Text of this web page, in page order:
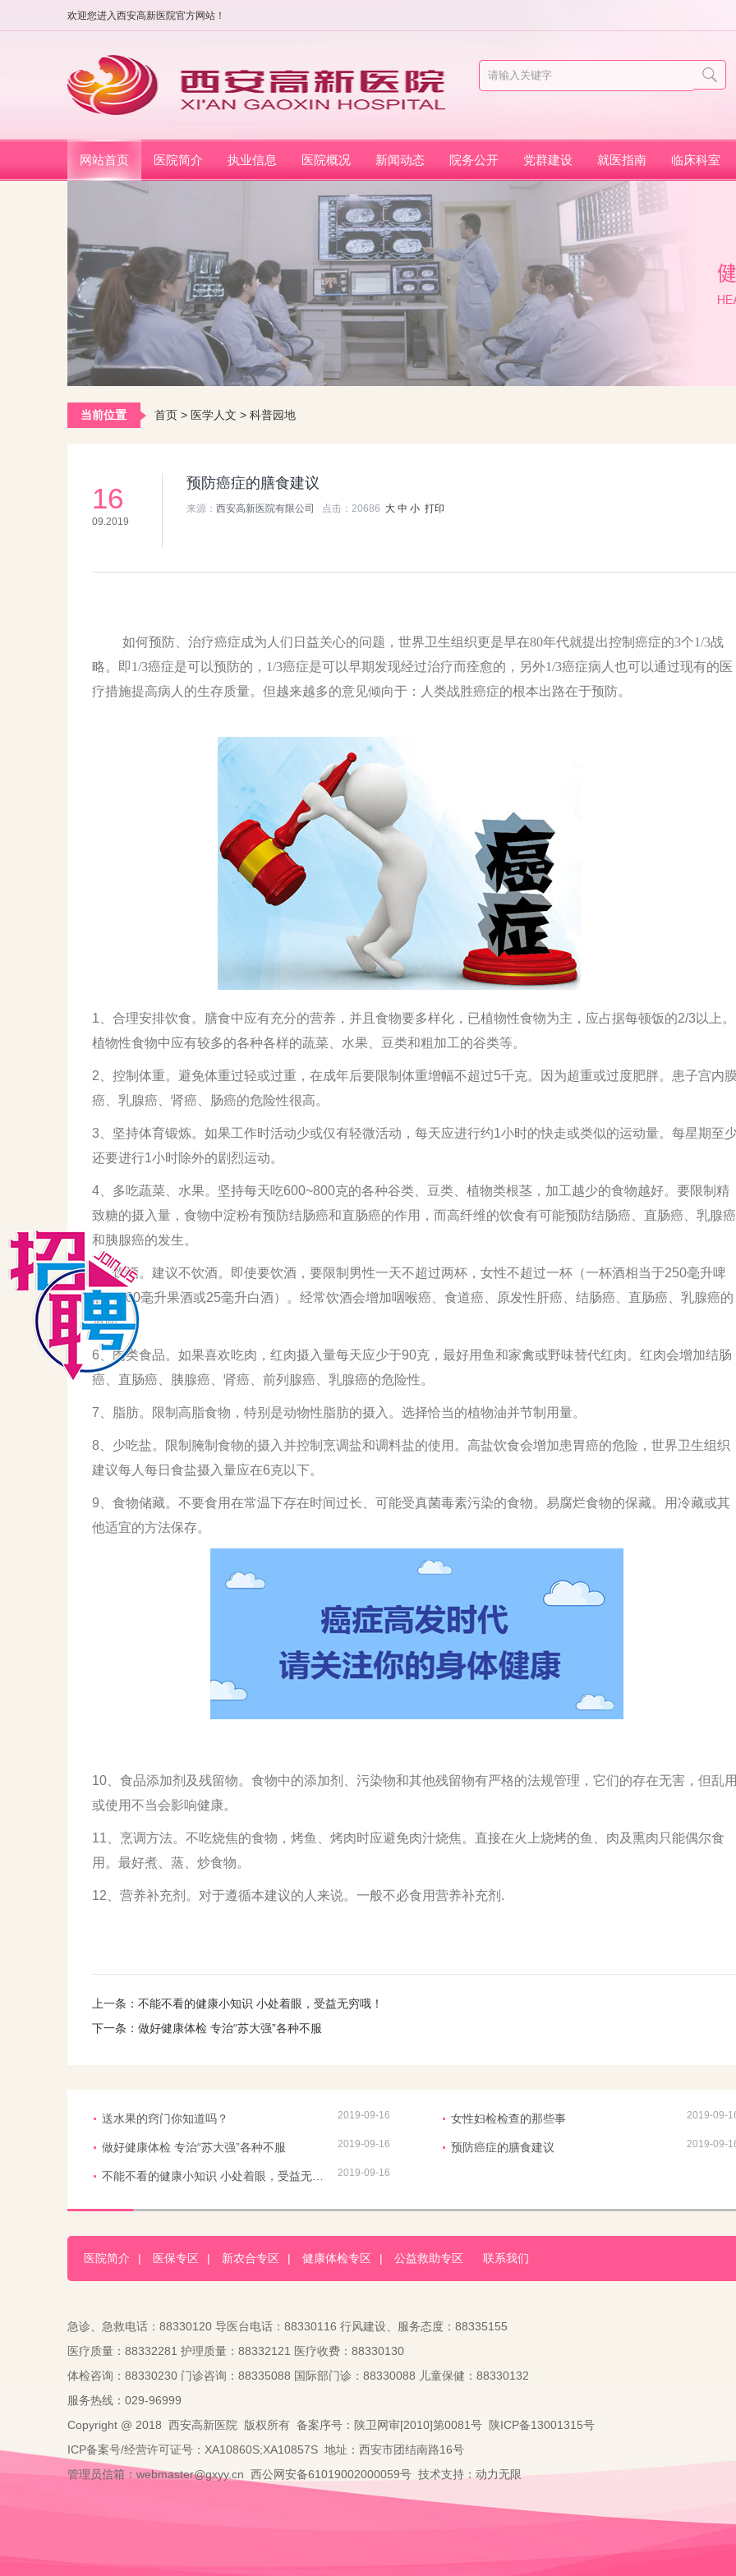
欢迎您进入西安高新医院官方网站！
网站首页 医院简介 执业信息 医院概况 新闻动态 院务公开 党群建设 就医指南 临床科室
当前位置 首页 > 医学人文 > 科普园地
16
09.2019
预防癌症的膳食建议
来源： 西安高新医院有限公司 点击： 20686 大 中 小 打印
如何预防、治疗癌症成为人们日益关心的问题，世界卫生组织更是早在80年代就提出控制癌症的3个1/3战
略。即1/3癌症是可以预防的，1/3癌症是可以早期发现经过治疗而痊愈的，另外1/3癌症病人也可以通过现有的医
疗措施提高病人的生存质量。但越来越多的意见倾向于：人类战胜癌症的根本出路在于预防。
1、合理安排饮食。膳食中应有充分的营养，并且食物要多样化，已植物性食物为主，应占据每顿饭的2/3以上。
植物性食物中应有较多的各种各样的蔬菜、水果、豆类和粗加工的谷类等。
2、控制体重。避免体重过轻或过重，在成年后要限制体重增幅不超过5千克。因为超重或过度肥胖。患子宫内
癌、乳腺癌、肾癌、肠癌的危险性很高。
3、坚持体育锻炼。如果工作时活动少或仅有轻微活动，每天应进行约1小时的快走或类似的运动量。每星期至
还要进行1小时除外的剧烈运动。
4、多吃蔬菜、水果。坚持每天吃600~800克的各种谷类、豆类、植物类根茎，加工越少的食物越好。要限制精
致糖的摄入量，食物中淀粉有预防结肠癌和直肠癌的作用，而高纤维的饮食有可能预防结肠癌、直肠癌、乳腺癌
和胰腺癌的发生。
5、饮酒。建议不饮酒。即使要饮酒，要限制男性一天不超过两杯，女性不超过一杯（一杯酒相当于250毫升啤
酒、100毫升果酒或25毫升白酒）。经常饮酒会增加咽喉癌、食道癌、原发性肝癌、结肠癌、直肠癌、乳腺癌的
危险。
6、肉类食品。如果喜欢吃肉，红肉摄入量每天应少于90克，最好用鱼和家禽或野味替代红肉。红肉会增加结肠
癌、直肠癌、胰腺癌、肾癌、前列腺癌、乳腺癌的危险性。
7、脂肪。限制高脂食物，特别是动物性脂肪的摄入。选择恰当的植物油并节制用量。
8、少吃盐。限制腌制食物的摄入并控制烹调盐和调料盐的使用。高盐饮食会增加患胃癌的危险，世界卫生组织
建议每人每日食盐摄入量应在6克以下。
9、食物储藏。不要食用在常温下存在时间过长、可能受真菌毒素污染的食物。易腐烂食物的保藏。用冷藏或其
他适宜的方法保存。
10、食品添加剂及残留物。食物中的添加剂、污染物和其他残留物有严格的法规管理，它们的存在无害，但乱
或使用不当会影响健康。
11、烹调方法。不吃烧焦的食物，烤鱼、烤肉时应避免肉汁烧焦。直接在火上烧烤的鱼、肉及熏肉只能偶尔食
用。最好煮、蒸、炒食物。
12、营养补充剂。对于遵循本建议的人来说。一般不必食用营养补充剂.
上一条： 不能不看的健康小知识 小处着眼，受益无穷哦！
下一条： 做好健康体检 专治“苏大强”各种不服
送水果的窍门你知道吗？ 2019-09-16 女性妇检检查的那些事 2019-09-
做好健康体检 专治“苏大强”各种不服 2019-09-16 预防癌症的膳食建议 2019-09-
2019-09-16
医院简介 | 医保专区 | 新农合专区 | 健康体检专区 | 公益救助专区 联系我们
急诊、急救电话：88330120 导医台电话：88330116 行风建设、服务态度：88335155
医疗质量：88332281 护理质量：88332121 医疗收费：88330130
体检咨询：88330230 门诊咨询：88335088 国际部门诊：88330088 儿童保健：88330132
服务热线：029-96999
Copyright @ 2018 西安高新医院 版权所有 备案序号：陕卫网审[2010]第0081号
陕ICP备13001315号
ICP备案号/经营许可证号：XA10860S;XA10857S 地址：西安市团结南路16号
管理员信箱：webmaster@gxyy.cn 西公网安备61019002000059号 技术支持： 动力无限